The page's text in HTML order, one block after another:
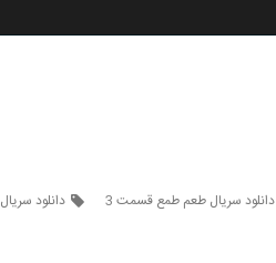
دانلود سریال طعم طمع قسمت 3 دانلود سریال